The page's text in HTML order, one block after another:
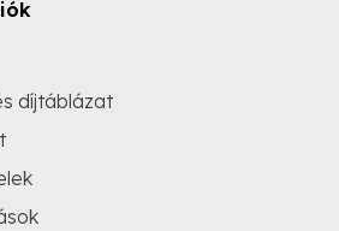
díjtáblázat